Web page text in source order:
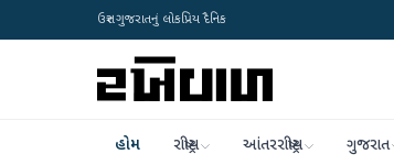
ઉત્તર ગુજરાતનું લોકપ્રિય દૈનિક
હોમ રાષ્ટ્રીય આંતરરાષ્ટ્રીય ગુજરાત